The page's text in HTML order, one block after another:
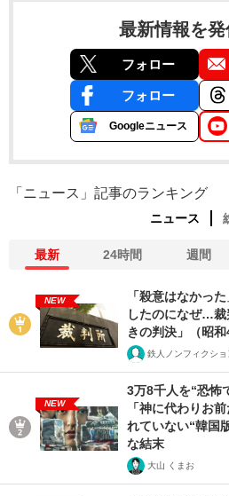
最新情報を発
フォロー
フォロー
Googleニュース
「ニュース」記事のランキング
ニュース
最新 24時間 週間
NEW
「殺意はなかっ
したのになぜ…裁
きの判決」（昭和
鉄人ノンフィクシ
NEW
3万8千人を“恐怖
「神に代わりお
れていない“韓国
な結末
大山 くまお